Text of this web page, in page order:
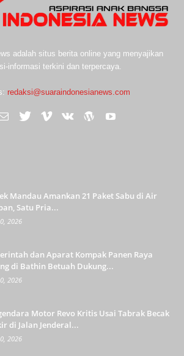
adalah situs berita online yang menyajikan
informasi terkini dan terpercaya.
redaksi@suaraindonesianews.com
Mandau Amankan 21 Paket Sabu di Air
Satu Pria...
2026
dan Aparat Kompak Panen Raya
di Bathin Betuah Dukung...
2026
Motor Revo Kritis Usai Tabrak Becak
di Jalan Jenderal...
2026